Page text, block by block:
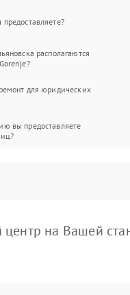
располагаются
для юридических
вы предоставляете
на Вашей